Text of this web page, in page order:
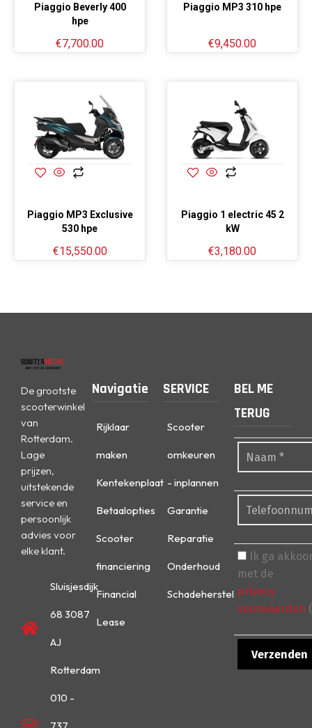
Piaggio Beverly 400
hpe
€7,700.00
Piaggio MP3 310 hpe
€9,450.00
Piaggio MP3 Exclusive
530 hpe
€15,550.00
Piaggio 1 electric 45 2
kW
€3,180.00
De grootste
scooterwinkel
van
Rotterdam.
Lage
prijzen,
uitstekende
service en
persoonlijk
advies voor
elke klant.
Sluisjesdijk
68 3087
AJ
Rotterdam
010 -
737
Navigatie
Rijklaar
maken
Kentekenplaat
Betaalopties
Scooter
financiering
Financial
Lease
SERVICE
Scooter
omkeuren
- inplannen
Garantie
Reparatie
Onderhoud
Schadeherstel
BEL ME
TERUG
Ik ga
met de
privacy
voorwaarden